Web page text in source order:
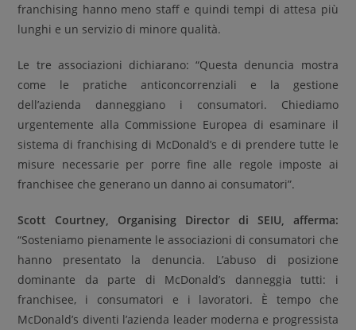
franchising hanno meno staff e quindi tempi di attesa più
lunghi e un servizio di minore qualità.
Le tre associazioni dichiarano: “Questa denuncia mostra
come le pratiche anticoncorrenziali e la gestione
dell’azienda danneggiano i consumatori. Chiediamo
urgentemente alla Commissione Europea di esaminare il
sistema di franchising di McDonald’s e di prendere tutte le
misure necessarie per porre fine alle regole imposte ai
franchisee che generano un danno ai consumatori”.
Scott Courtney, Organising Director di SEIU, afferma:
“Sosteniamo pienamente le associazioni di consumatori che
hanno presentato la denuncia. L’abuso di posizione
dominante da parte di McDonald’s danneggia tutti: i
franchisee, i consumatori e i lavoratori. È tempo che
McDonald’s diventi l’azienda leader moderna e progressista